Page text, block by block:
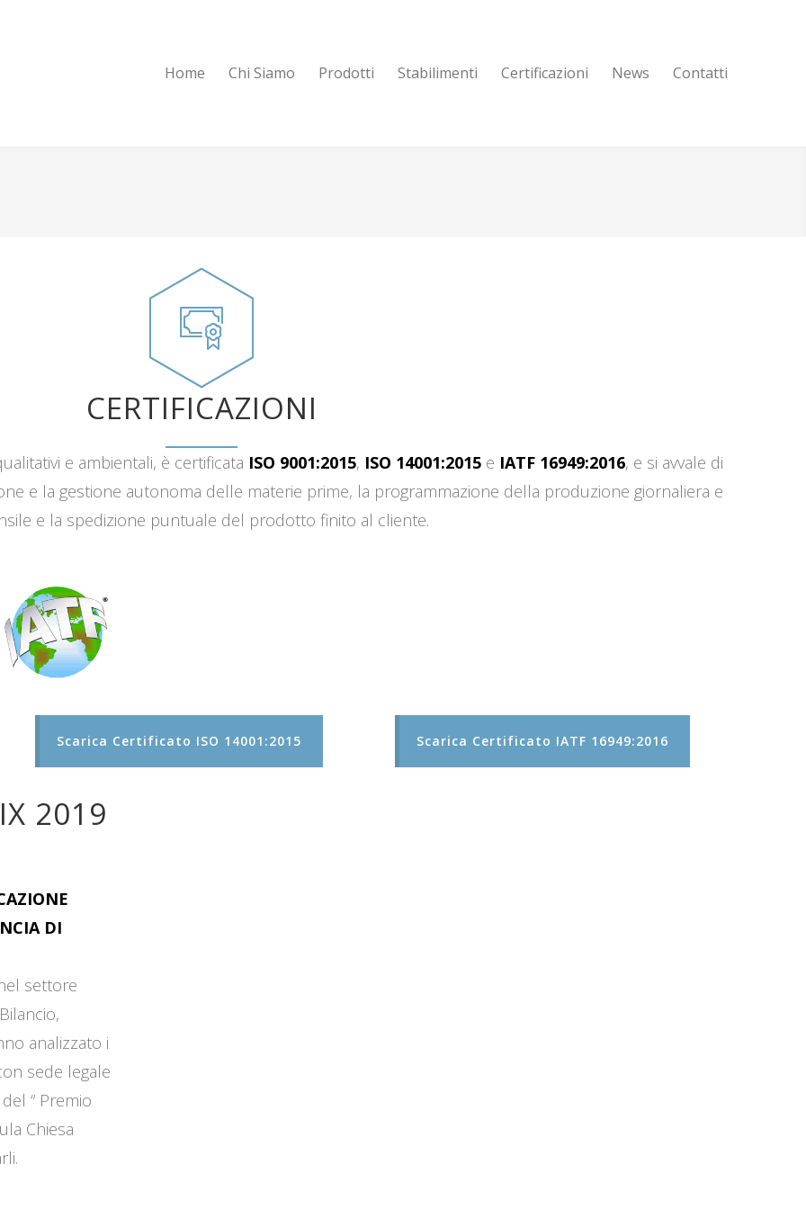
Home Chi Siamo Prodotti Stabilimenti Certificazioni News Contatti
CERTIFICAZIONI
e ambientali, è certificata ISO 9001:2015, ISO 14001:2015 e IATF 16949:2016, e si avvale di
e la gestione autonoma delle materie prime, la programmazione della produzione giornaliera e
e la spedizione puntuale del prodotto finito al cliente.
Scarica Certificato ISO 14001:2015 Scarica Certificato IATF 16949:2016
2019
DI
settore
analizzato i
sede legale
“ Premio
Chiesa